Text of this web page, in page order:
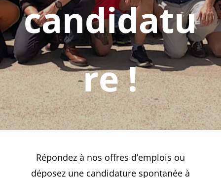
candidatu
re !
Répondez à nos offres d’emplois ou
déposez une candidature spontanée à